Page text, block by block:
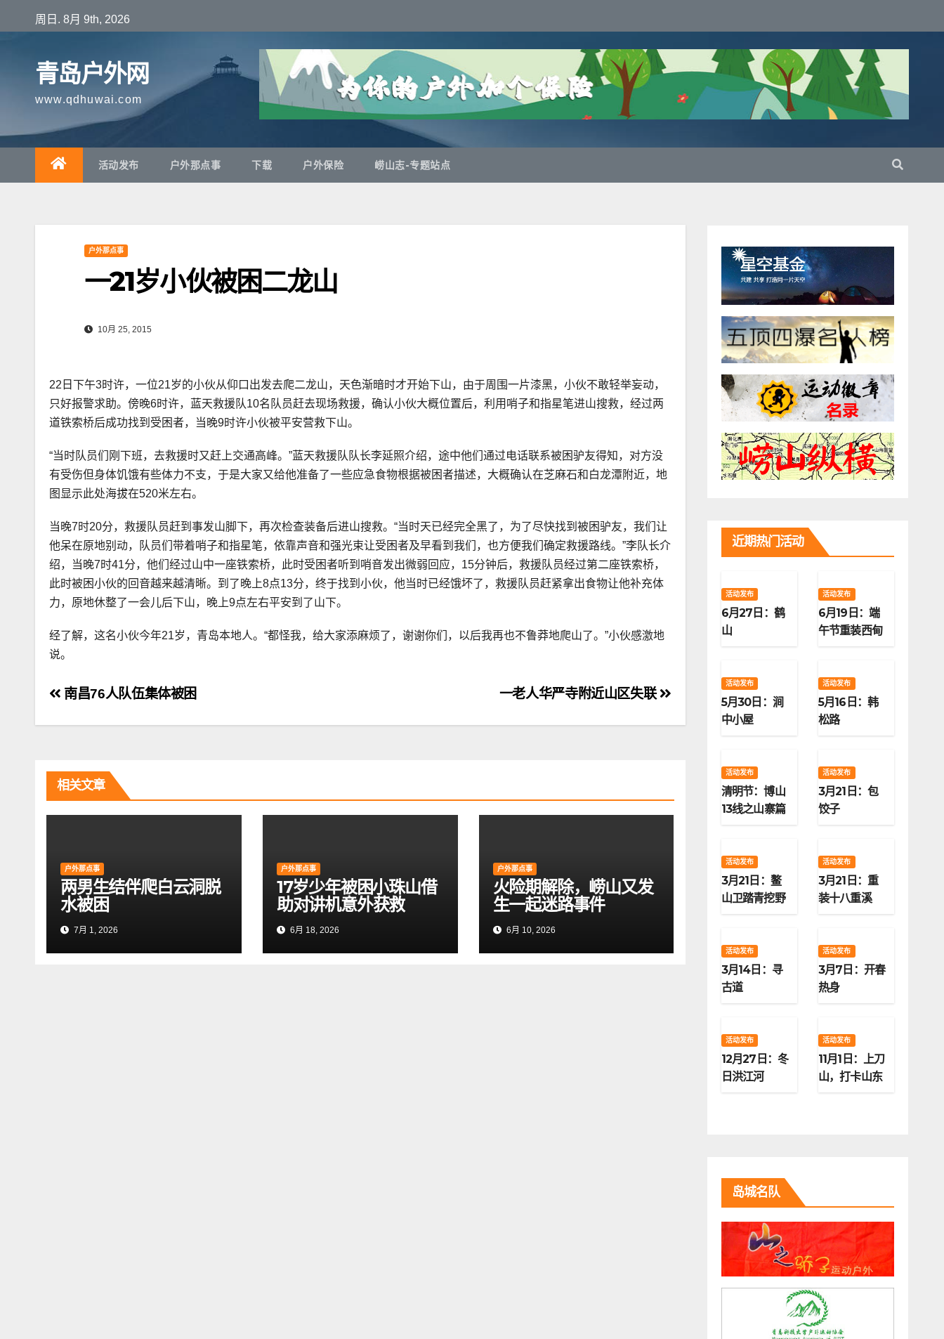
至
周日. 8月 9th, 2026
青岛户外网
www.qdhuwai.com
活动发布 户外那点事 下载 户外保险 崂山志-专题站点
户外那点事
一21岁小伙被困二龙山
10月 25, 2015
22日下午3时许，一位21岁的小伙从仰口出发去爬二龙山，天色渐暗时才开始下山，由于周围一片漆黑，小伙不敢轻举妄动，
只好报警求助。傍晚6时许，蓝天救援队10名队员赶去现场救援，确认小伙大概位置后，利用哨子和指星笔进山搜救，经过两
道铁索桥后成功找到受困者，当晚9时许小伙被平安营救下山。
“当时队员们刚下班，去救援时又赶上交通高峰。”蓝天救援队队长李延照介绍，途中他们通过电话联系被困驴友得知，对方没
有受伤但身体饥饿有些体力不支，于是大家又给他准备了一些应急食物根据被困者描述，大概确认在芝麻石和白龙潭附近，地
图显示此处海拔在520米左右。
当晚7时20分，救援队员赶到事发山脚下，再次检查装备后进山搜救。“当时天已经完全黑了，为了尽快找到被困驴友，我们让
他呆在原地别动，队员们带着哨子和指星笔，依靠声音和强光束让受困者及早看到我们，也方便我们确定救援路线。”李队长介
绍，当晚7时41分，他们经过山中一座铁索桥，此时受困者听到哨音发出微弱回应，15分钟后，救援队员经过第二座铁索桥，
此时被困小伙的回音越来越清晰。到了晚上8点13分，终于找到小伙，他当时已经饿坏了，救援队员赶紧拿出食物让他补充体
力，原地休整了一会儿后下山，晚上9点左右平安到了山下。
经了解，这名小伙今年21岁，青岛本地人。“都怪我，给大家添麻烦了，谢谢你们，以后我再也不鲁莽地爬山了。”小伙感激地
说。
文
章
航
一老人华严寺附近山区失联
南昌76人队伍集体被困
相关文章
户外那点事
两男生结伴爬白云洞脱
水被困
7月 1, 2026
户外那点事
17岁少年被困小珠山借
助对讲机意外获救
6月 18, 2026
户外那点事
火险期解除，崂山又发
生一起迷路事件
6月 10, 2026
近期热门活动
活动发布
6月27日：鹤
山
活动发布
6月19日：端
午节重装西甸
活动发布
5月30日：涧
中小屋
活动发布
5月16日：韩
松路
活动发布
清明节：博山
13线之山寨篇
活动发布
3月21日：包
饺子
活动发布
3月21日：鳌
山卫踏青挖野
活动发布
3月21日：重
装十八重溪
活动发布
3月14日：寻
古道
活动发布
3月7日：开春
热身
活动发布
12月27日：冬
日洪江河
活动发布
11月1日：上刀
山，打卡山东
岛城名队